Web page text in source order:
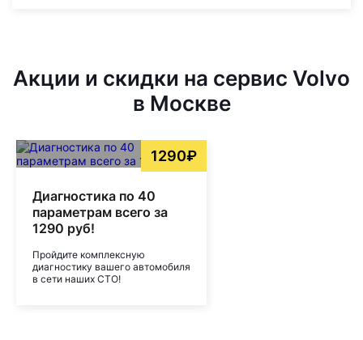
Акции и скидки на сервис Volvo
в Москве
1290₽
Диагностика по 40
параметрам всего за
1290 руб!
Пройдите комплексную
диагностику вашего автомобиля
в сети наших СТО!